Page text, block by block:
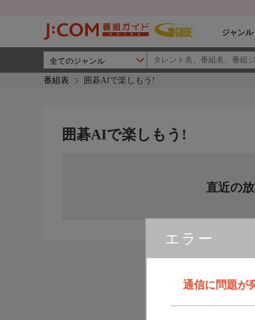
ジャンル
番組表 囲碁AIで楽しもう!
エラー
通信に問題が
囲碁AIで楽しもう!
直近の